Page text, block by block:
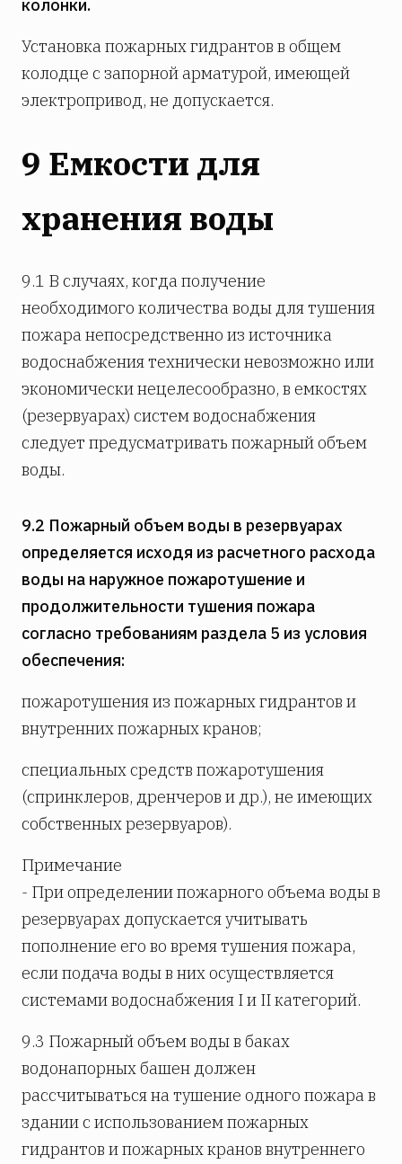
колонки.
Установка пожарных гидрантов в общем
колодце с запорной арматурой, имеющей
электропривод, не допускается.
9 Емкости для
хранения воды
9.1 В случаях, когда получение
необходимого количества воды для тушения
пожара непосредственно из источника
водоснабжения технически невозможно или
экономически нецелесообразно, в емкостях
(резервуарах) систем водоснабжения
следует предусматривать пожарный объем
воды.
9.2 Пожарный объем воды в резервуарах
определяется исходя из расчетного расхода
воды на наружное пожаротушение и
продолжительности тушения пожара
согласно требованиям раздела 5 из условия
обеспечения:
пожаротушения из пожарных гидрантов и
внутренних пожарных кранов;
специальных средств пожаротушения
(спринклеров, дренчеров и др.), не имеющих
собственных резервуаров).
Примечание
- При определении пожарного объема воды в
резервуарах допускается учитывать
пополнение его во время тушения пожара,
если подача воды в них осуществляется
системами водоснабжения I и II категорий.
9.3 Пожарный объем воды в баках
водонапорных башен должен
рассчитываться на тушение одного пожара в
здании с использованием пожарных
гидрантов и пожарных кранов внутреннего